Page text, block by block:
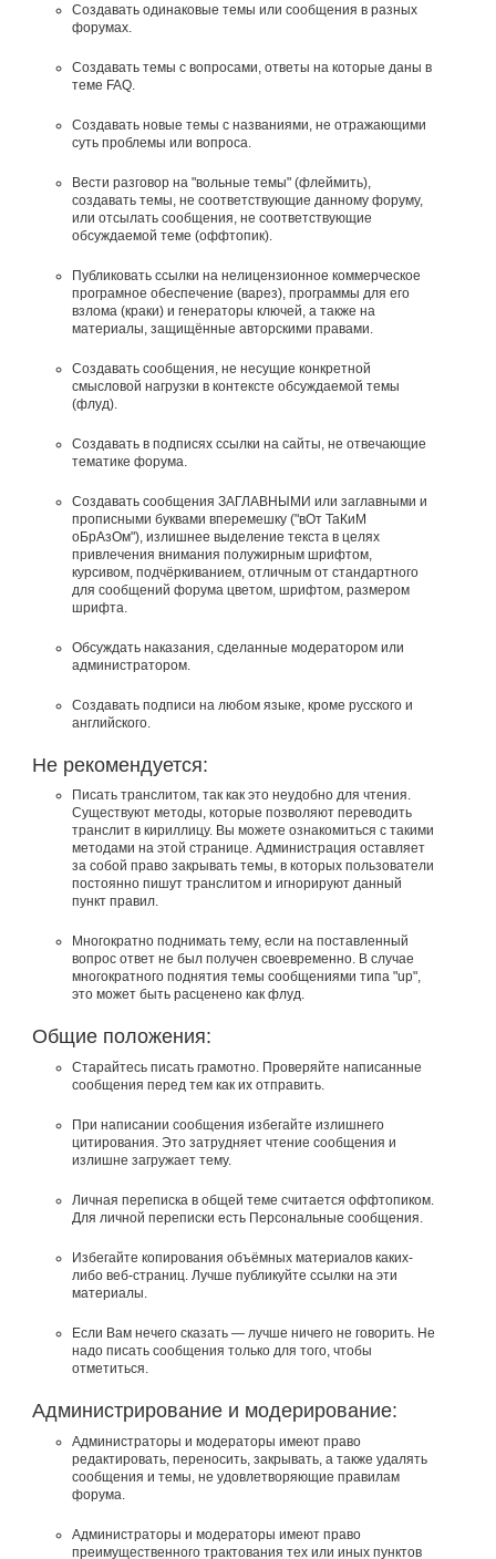
Создавать одинаковые темы или сообщения в разных
форумах.
Создавать темы с вопросами, ответы на которые даны в
теме FAQ.
Создавать новые темы с названиями, не отражающими
суть проблемы или вопроса.
Вести разговор на "вольные темы" (флеймить),
создавать темы, не соответствующие данному форуму,
или отсылать сообщения, не соответствующие
обсуждаемой теме (оффтопик).
Публиковать ссылки на нелицензионное коммерческое
програмное обеспечение (варез), программы для его
взлома (краки) и генераторы ключей, а также на
материалы, защищённые авторскими правами.
Создавать сообщения, не несущие конкретной
смысловой нагрузки в контексте обсуждаемой темы
(флуд).
Создавать в подписях ссылки на сайты, не отвечающие
тематике форума.
Cоздавать сообщения ЗАГЛАВНЫМИ или заглавными и
прописными буквами вперемешку ("вОт ТаКиМ
оБрАзОм"), излишнее выделение текста в целях
привлечения внимания полужирным шрифтом,
курсивом, подчёркиванием, отличным от стандартного
для сообщений форума цветом, шрифтом, размером
шрифта.
Обсуждать наказания, сделанные модератором или
администратором.
Создавать подписи на любом языке, кроме русского и
английского.
Не рекомендуется:
Писать транслитом, так как это неудобно для чтения.
Существуют методы, которые позволяют переводить
транслит в кириллицу. Вы можете ознакомиться с такими
методами на этой странице. Администрация оставляет
за собой право закрывать темы, в которых пользователи
постоянно пишут транслитом и игнорируют данный
пункт правил.
Многократно поднимать тему, если на поставленный
вопрос ответ не был получен своевременно. В случае
многократного поднятия темы сообщениями типа "up",
это может быть расценено как флуд.
Общие положения:
Старайтесь писать грамотно. Проверяйте написанные
сообщения перед тем как их отправить.
При написании сообщения избегайте излишнего
цитирования. Это затрудняет чтение сообщения и
излишне загружает тему.
Личная переписка в общей теме считается оффтопиком.
Для личной переписки есть Персональные сообщения.
Избегайте копирования объёмных материалов каких-
либо веб-страниц. Лучше публикуйте ссылки на эти
материалы.
Если Вам нечего сказать — лучше ничего не говорить. Не
надо писать сообщения только для того, чтобы
отметиться.
Администрирование и модерирование:
Администраторы и модераторы имеют право
редактировать, переносить, закрывать, а также удалять
сообщения и темы, не удовлетворяющие правилам
форума.
Администраторы и модераторы имеют право
преимущественного трактования тех или иных пунктов